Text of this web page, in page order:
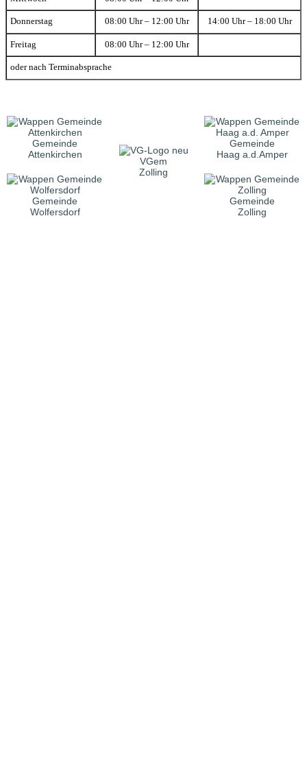
Donnerstag 08:00 Uhr – 12:00 Uhr 14:00 Uhr – 18:00 Uhr
Freitag 08:00 Uhr – 12:00 Uhr
oder nach Terminabsprache
Gemeinde
Attenkirchen
VGem
Zolling
Gemeinde
Haag a.d.Amper
Gemeinde
Wolfersdorf
Gemeinde
Zolling